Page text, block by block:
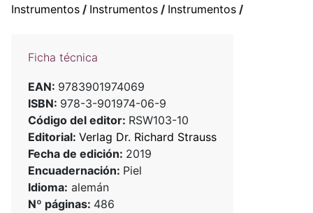
Instrumentos / Instrumentos / Instrumentos /
Ficha técnica
EAN: 9783901974069
ISBN: 978-3-901974-06-9
Código del editor: RSW103-10
Editorial: Verlag Dr. Richard Strauss
Fecha de edición: 2019
Encuadernación: Piel
Idioma: alemán
Nº páginas: 486